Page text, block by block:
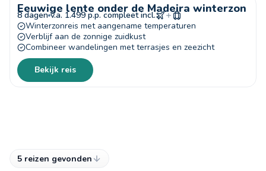
Eeuwige lente onder de Madeira winterzon
8 dagen v.a. 1.499 p.p. compleet incl.
Winterzonreis met aangename temperaturen
Verblijf aan de zonnige zuidkust
Combineer wandelingen met terrasjes en zeezicht
Bekijk reis
5 reizen gevonden